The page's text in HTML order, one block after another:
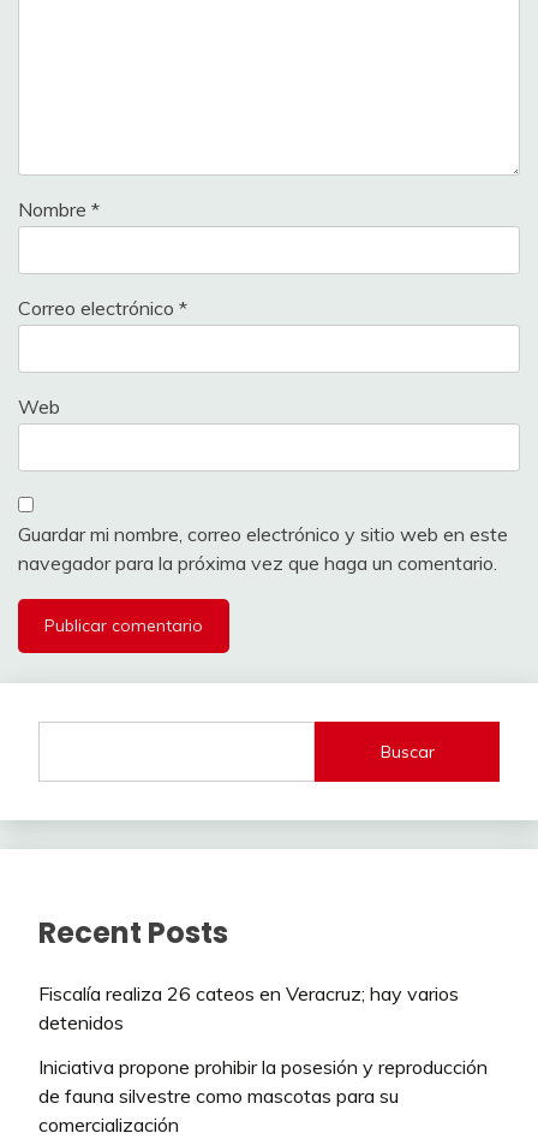
Nombre *
Correo electrónico *
Web
Guardar mi nombre, correo electrónico y sitio web en este
navegador para la próxima vez que haga un comentario.
Buscar
Recent Posts
Fiscalía realiza 26 cateos en Veracruz; hay varios
detenidos
Iniciativa propone prohibir la posesión y reproducción
de fauna silvestre como mascotas para su
comercialización